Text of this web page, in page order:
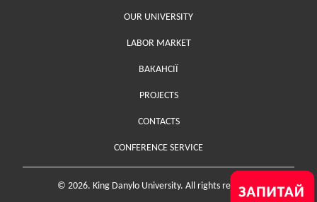
OUR UNIVERSITY
LABOR MARKET
ВАКАНСІЇ
PROJECTS
Меню у футері (додаткове)
CONTACTS
CONFERENCE SERVICE
© 2026. King Danylo University. All rights reserved.